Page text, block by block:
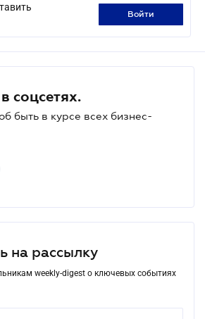
войти
соцсетях.
быть в курсе всех бизнес-
на рассылку
weekly-digest о ключевых событиях